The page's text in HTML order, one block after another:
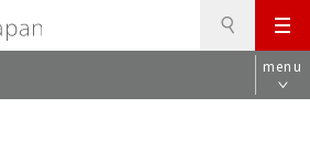
メ
ニ
ュ
menu